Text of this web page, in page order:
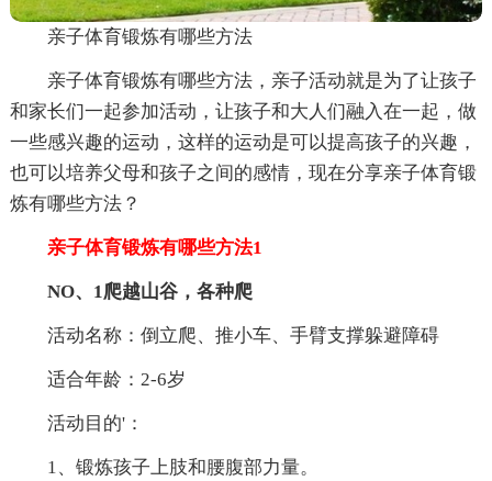
亲子体育锻炼有哪些方法
亲子体育锻炼有哪些方法，亲子活动就是为了让孩子
和家长们一起参加活动，让孩子和大人们融入在一起，做
一些感兴趣的运动，这样的运动是可以提高孩子的兴趣，
也可以培养父母和孩子之间的感情，现在分享亲子体育锻
炼有哪些方法？
亲子体育锻炼有哪些方法1
NO、 1 爬越山谷，各种爬
活动名称：倒立爬、推小车、手臂支撑躲避障碍
适合年龄：2-6岁
活动目的'：
1、锻炼孩子上肢和腰腹部力量。